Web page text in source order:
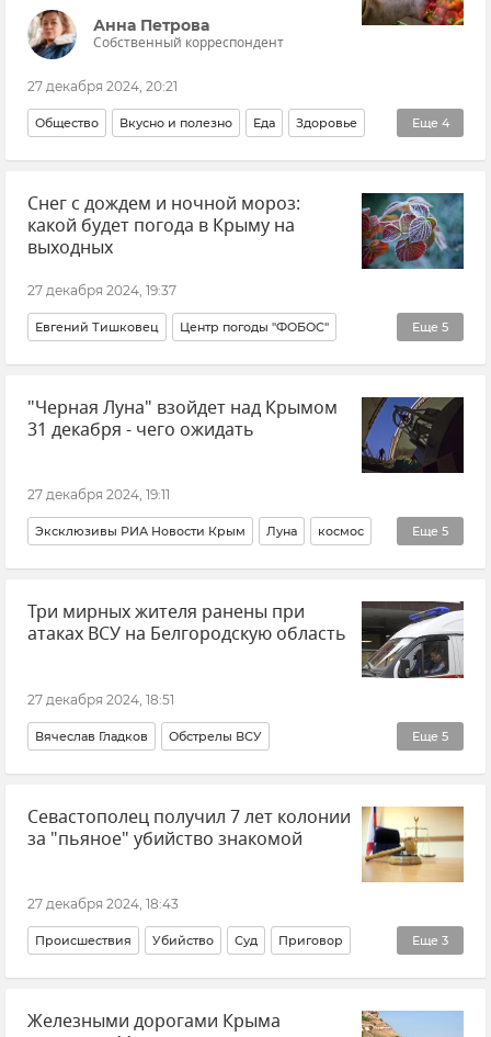
Анна Петрова
Собственный корреспондент
27 декабря 2024, 20:21
Еще 4
Общество Вкусно и полезно Еда Здоровье
Красота и здоровье Совет эксперта
Эксклюзивы РИА Новости Крым Новый год 2025
Снег с дождем и ночной мороз:
какой будет погода в Крыму на
выходных
27 декабря 2024, 19:37
Еще 5
Евгений Тишковец Центр погоды "ФОБОС"
Новости Новости Крыма Погода
Погода в Крыму Крымская погода
"Черная Луна" взойдет над Крымом
31 декабря - чего ожидать
27 декабря 2024, 19:11
Еще 5
Эксклюзивы РИА Новости Крым Луна космос
Сергей Назаров
Крымская астрофизическая обсерватория (КрАО)
Три мирных жителя ранены при
атаках ВСУ на Белгородскую область
27 декабря 2024, 18:51
Еще 5
Вячеслав Гладков Обстрелы ВСУ
ВСУ (Вооруженные силы Украины) Белгород
Обстрелы Белгородской области
Белгородская область
Севастополец получил 7 лет колонии
за "пьяное" убийство знакомой
27 декабря 2024, 18:43
Еще 3
Происшествия Убийство Суд Приговор
Севастополь Новости Севастополя
Прокуратура города Севастополя
Железными дорогами Крыма